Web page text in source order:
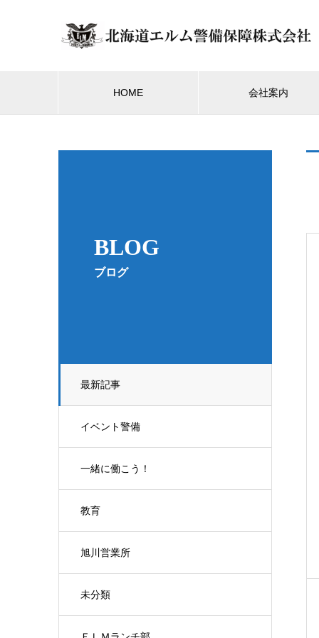
HOME 会社案内
BLOG
ブログ
最新記事
イベント警備
一緒に働こう！
教育
旭川営業所
未分類